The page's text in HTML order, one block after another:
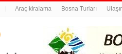
Araç kiralama Bosna Turları